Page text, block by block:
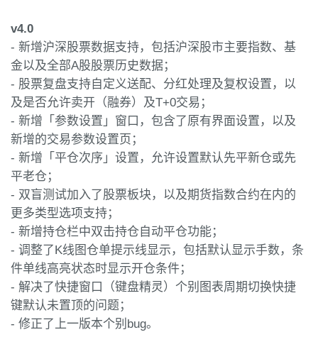
v4.0
- 新增沪深股票数据支持，包括沪深股市主要指数、基
金以及全部A股股票历史数据；
- 股票复盘支持自定义送配、分红处理及复权设置，以
及是否允许卖开（融券）及T+0交易；
- 新增「参数设置」窗口，包含了原有界面设置，以及
新增的交易参数设置页；
- 新增「平仓次序」设置，允许设置默认先平新仓或先
平老仓；
- 双盲测试加入了股票板块，以及期货指数合约在内的
更多类型选项支持；
- 新增持仓栏中双击持仓自动平仓功能；
- 调整了K线图仓单提示线显示，包括默认显示手数，条
件单线高亮状态时显示开仓条件；
- 解决了快捷窗口（键盘精灵）个别图表周期切换快捷
键默认未置顶的问题；
- 修正了上一版本个别bug。